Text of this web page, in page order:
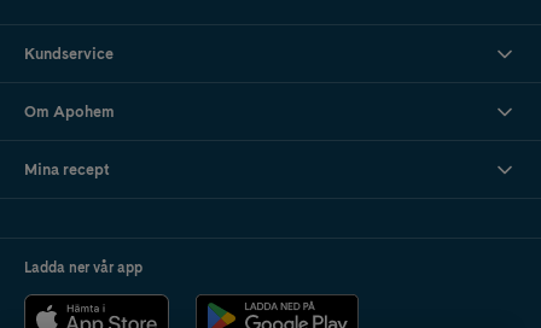
Kundservice
Om Apohem
Mina recept
Ladda ner vår app